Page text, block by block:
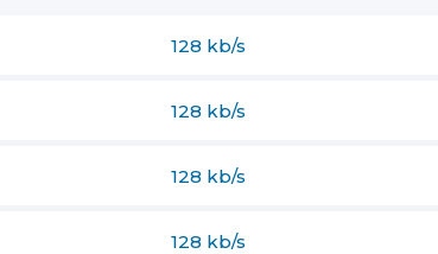
128 kb/s
128 kb/s
128 kb/s
128 kb/s